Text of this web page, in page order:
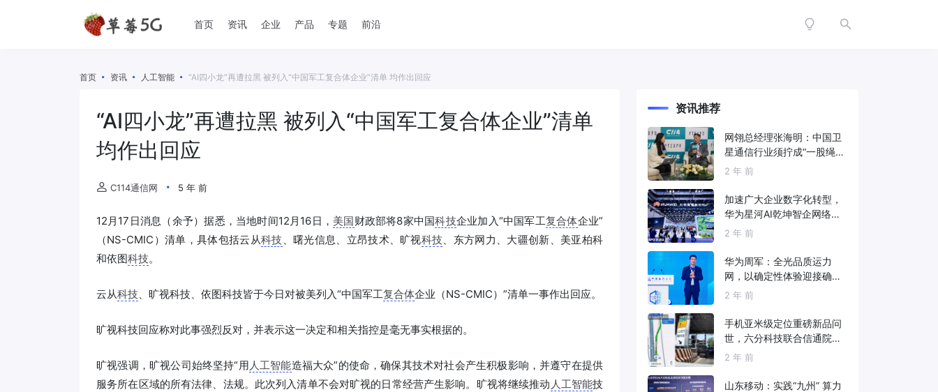
首页 资讯 企业 产品 专题 前沿
首页 资讯 人工智能 “AI四小龙”再遭拉黑 被列入“中国军工复合体企业”清单 均作出回应
“AI四小龙”再遭拉黑 被列入“中国军工复合体企业”清单
均作出回应
C114通信网 5 年 前
12月17日消息（余予）据悉，当地时间12月16日， 美国财政部将8家中国科技企业加入“中国军工复合体企业”
（NS-CMIC）清单，具体包括云从科技 、曙光信息、立昂技术、旷视科技 、东方网力、大疆创新、美亚柏科
和依图科技。
云从科技 、旷视科技、依图科技皆于今日对被美列入“中国军工复合体企业（NS-CMIC）”清单一事作出回应。
旷视科技回应称对此事强烈反对，并表示这一决定和相关指控是毫无事实根据的。
旷视强调，旷视公司始终坚持“用 人工智能造福大众”的使命，确保其技术对社会产生积极影响，并遵守在提供
服务所在区域的所有法律、法规。此次列入清单不会对旷视的日常经营产生影响。旷视将继续推动 人工智能技
资讯推荐
网翎总经理张海明：中国卫
星通信行业须拧成“一股绳”
共同打造垂直产业链
2 年 前
加速广大企业数字化转型，
华为星河AI乾坤智企网络解
决方案亮相2024中国国际信
2 年 前
华为周军：全光品质运力
网，以确定性体验迎接确定
性的智能时代
2 年 前
手机亚米级定位重磅新品问
世，六分科技联合信通院发
布免费服务
2 年 前
山东移动：实践“九州” 算力